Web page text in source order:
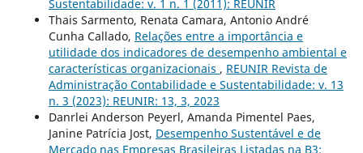
Sustentabilidade: v. 1 n. 1 (2011): REUNIR
Thais Sarmento, Renata Camara, Antonio André
Cunha Callado, Relações entre a importância e
utilidade dos indicadores de desempenho ambiental e
características organizacionais , REUNIR Revista de
Administração Contabilidade e Sustentabilidade: v. 13
n. 3 (2023): REUNIR: 13, 3, 2023
Danrlei Anderson Peyerl, Amanda Pimentel Paes,
Janine Patrícia Jost, Desempenho Sustentável e de
Mercado nas Empresas Brasileiras Listadas na B3: